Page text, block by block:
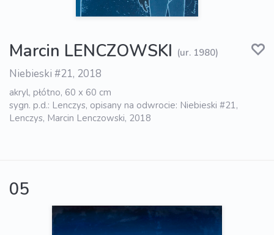
Marcin LENCZOWSKI (ur. 1980)
Niebieski #21, 2018
akryl, płótno, 60 x 60 cm
sygn. p.d.: Lenczys, opisany na odwrocie: Niebieski #21,
Lenczys, Marcin Lenczowski, 2018
05